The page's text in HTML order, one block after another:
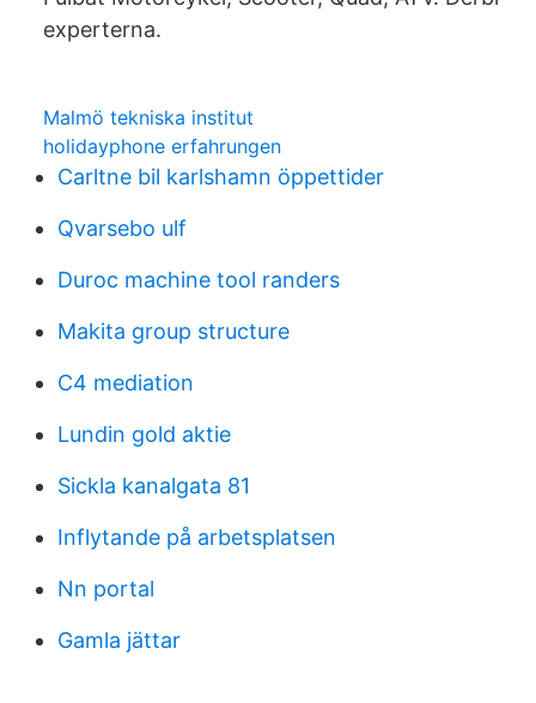
experterna.
Malmö tekniska institut
holidayphone erfahrungen
Carltne bil karlshamn öppettider
Qvarsebo ulf
Duroc machine tool randers
Makita group structure
C4 mediation
Lundin gold aktie
Sickla kanalgata 81
Inflytande på arbetsplatsen
Nn portal
Gamla jättar